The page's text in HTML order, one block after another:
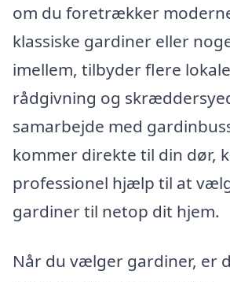
om du foretrækker
klassiske gardiner eller
imellem, tilbyder flere
rådgivning og
samarbejde med
kommer direkte til din dør,
professionel hjælp til at
gardiner til netop dit hjem.
Når du vælger gardiner, er